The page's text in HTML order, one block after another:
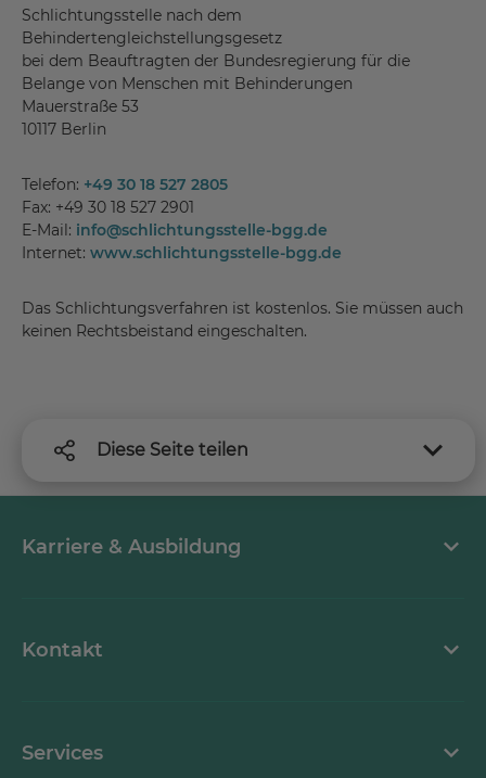
Schlichtungsstelle nach dem
Behindertengleichstellungsgesetz
bei dem Beauftragten der Bundesregierung für die
Belange von Menschen mit Behinderungen
Mauerstraße 53
10117 Berlin
Telefon: +49 30 18 527 2805
Fax: +49 30 18 527 2901
E-Mail: info@schlichtungsstelle-bgg.de
Internet: www.schlichtungsstelle-bgg.de
Das Schlichtungsverfahren ist kostenlos. Sie müssen auch
keinen Rechtsbeistand eingeschalten.
Diese Seite teilen
Karriere & Ausbildung
Kontakt
Services